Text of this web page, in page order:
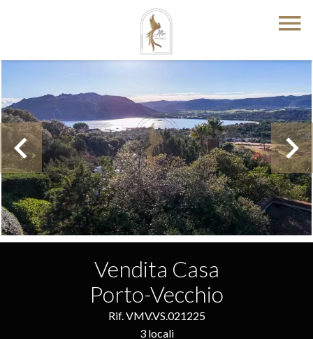
Vendita Casa
Porto-Vecchio
Rif. VMV.VS.021225
3 locali